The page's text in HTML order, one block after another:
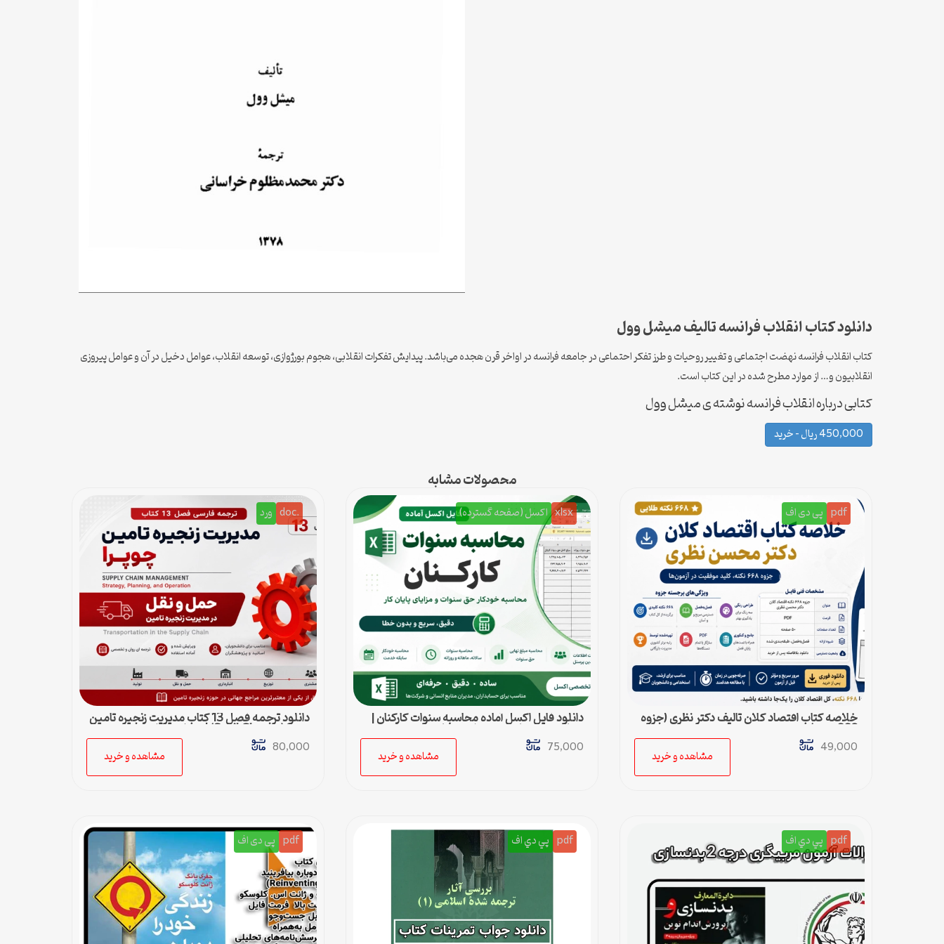
دانلود کتاب انقلاب فرانسه تالیف میشل وول
کتاب انقلاب فرانسه نهضت اجتماعی و تغییر روحیات و طرز تفکر احتماعی در جامعه فرانسه در اواخر قرن هجده می‌باشد. پیدایش تفکرات انقلابی، هجوم بورژوازی، توسعه انقلاب، عوامل دخیل در آن و عوامل پیروزی
انقلابیون و… از موارد مطرح شده در این کتاب است.
کتابی درباره انقلاب فرانسه نوشته ی میشل وول
450,000 ریال – خرید
محصولات مشابه
pdf پی دی اف
خلاصه کتاب اقتصاد کلان تالیف دکتر نظری (جزوه
668 نکته)
49,000
مشاهده و خرید
xlsx اکسل (صفحه گسترده)
دانلود فایل اکسل آماده محاسبه سنوات کارکنان |
محاسبه خودکار حق سنوات و پایان کار
75,000
مشاهده و خرید
.doc ورد
دانلود ترجمه فصل 13 کتاب مدیریت زنجیره تامین
چوپرا (Sunil Chopra) | حمل و نقل در زنجیره
تامین
80,000
مشاهده و خرید
pdf پي دي اف pdf پي دي اف pdf پی دی اف